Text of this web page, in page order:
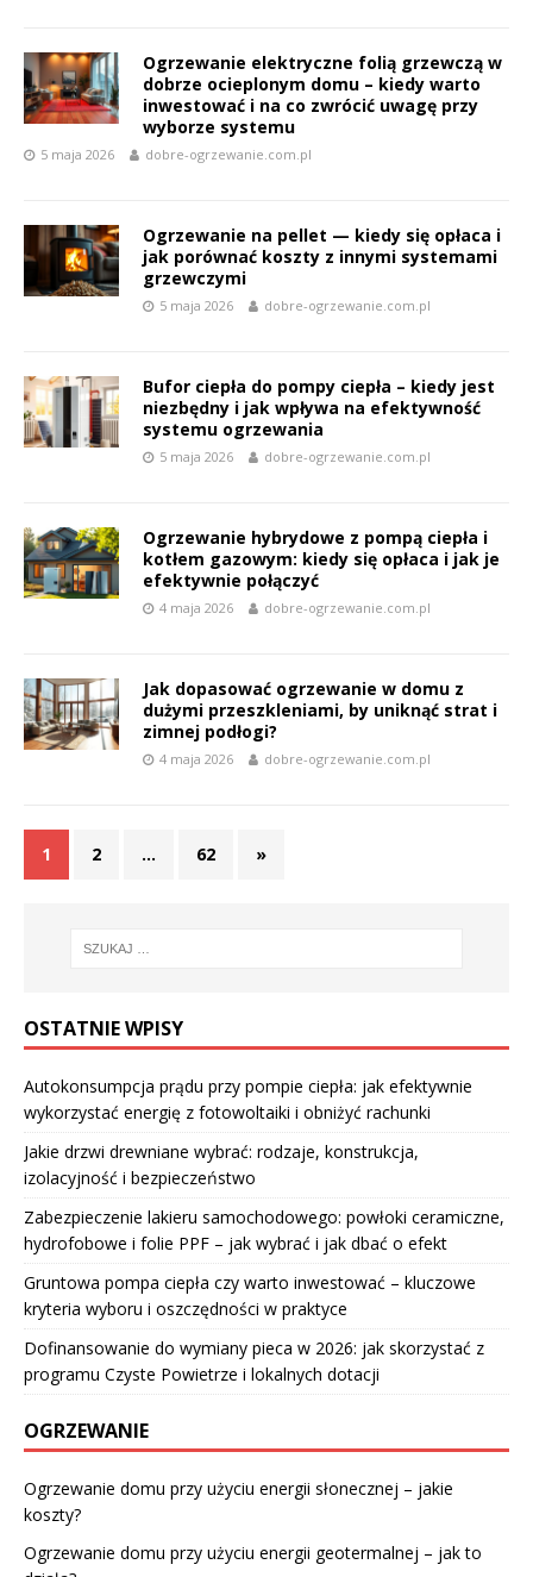
Ogrzewanie elektryczne folią grzewczą w
dobrze ocieplonym domu – kiedy warto
inwestować i na co zwrócić uwagę przy
wyborze systemu
5 maja 2026 dobre-ogrzewanie.com.pl
Ogrzewanie na pellet — kiedy się opłaca i
jak porównać koszty z innymi systemami
grzewczymi
5 maja 2026 dobre-ogrzewanie.com.pl
Bufor ciepła do pompy ciepła – kiedy jest
niezbędny i jak wpływa na efektywność
systemu ogrzewania
5 maja 2026 dobre-ogrzewanie.com.pl
Ogrzewanie hybrydowe z pompą ciepła i
kotłem gazowym: kiedy się opłaca i jak je
efektywnie połączyć
4 maja 2026 dobre-ogrzewanie.com.pl
Jak dopasować ogrzewanie w domu z
dużymi przeszkleniami, by uniknąć strat i
zimnej podłogi?
4 maja 2026 dobre-ogrzewanie.com.pl
1 2 … 62 »
OSTATNIE WPISY
Autokonsumpcja prądu przy pompie ciepła: jak efektywnie
wykorzystać energię z fotowoltaiki i obniżyć rachunki
Jakie drzwi drewniane wybrać: rodzaje, konstrukcja,
izolacyjność i bezpieczeństwo
Zabezpieczenie lakieru samochodowego: powłoki ceramiczne,
hydrofobowe i folie PPF – jak wybrać i jak dbać o efekt
Gruntowa pompa ciepła czy warto inwestować – kluczowe
kryteria wyboru i oszczędności w praktyce
Dofinansowanie do wymiany pieca w 2026: jak skorzystać z
programu Czyste Powietrze i lokalnych dotacji
OGRZEWANIE
Ogrzewanie domu przy użyciu energii słonecznej – jakie
koszty?
Ogrzewanie domu przy użyciu energii geotermalnej – jak to